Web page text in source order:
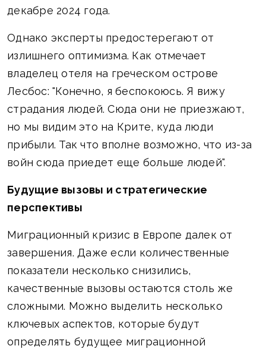
декабре 2024 года.
Однако эксперты предостерегают от
излишнего оптимизма. Как отмечает
владелец отеля на греческом острове
Лесбос: "Конечно, я беспокоюсь. Я вижу
страдания людей. Сюда они не приезжают,
но мы видим это на Крите, куда люди
прибыли. Так что вполне возможно, что из-за
войн сюда приедет еще больше людей".
Будущие вызовы и стратегические
перспективы
Миграционный кризис в Европе далек от
завершения. Даже если количественные
показатели несколько снизились,
качественные вызовы остаются столь же
сложными. Можно выделить несколько
ключевых аспектов, которые будут
определять будущее миграционной